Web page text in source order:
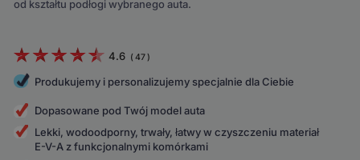
od kształtu podłogi wybranego auta.
4.6 ( 47)
Produkujemy i personalizujemy specjalnie dla Ciebie
Dopasowane pod Twój model auta
Lekki, wodoodporny, trwały, łatwy w czyszczeniu materiał
E-V-A z funkcjonalnymi komórkami